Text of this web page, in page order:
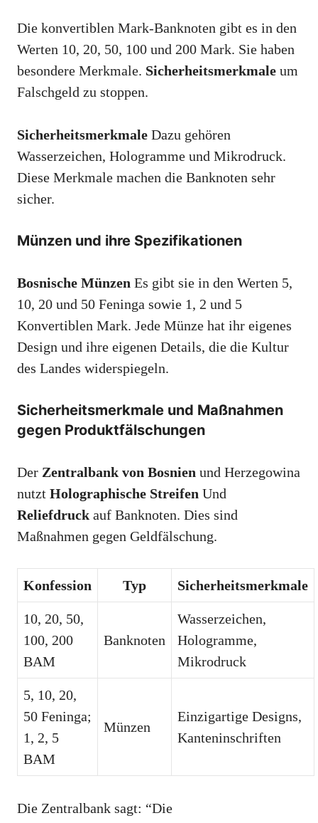
Die konvertiblen Mark-Banknoten gibt es in den
Werten 10, 20, 50, 100 und 200 Mark. Sie haben
besondere Merkmale. Sicherheitsmerkmale um
Falschgeld zu stoppen.
Sicherheitsmerkmale Dazu gehören
Wasserzeichen, Hologramme und Mikrodruck.
Diese Merkmale machen die Banknoten sehr
sicher.
Münzen und ihre Spezifikationen
Bosnische Münzen Es gibt sie in den Werten 5,
10, 20 und 50 Feninga sowie 1, 2 und 5
Konvertiblen Mark. Jede Münze hat ihr eigenes
Design und ihre eigenen Details, die die Kultur
des Landes widerspiegeln.
Sicherheitsmerkmale und Maßnahmen
gegen Produktfälschungen
Der Zentralbank von Bosnien und Herzegowina
nutzt Holographische Streifen Und
Reliefdruck auf Banknoten. Dies sind
Maßnahmen gegen Geldfälschung.
Konfession Typ Sicherheitsmerkmale
10, 20, 50,
100, 200
BAM
Banknoten
Wasserzeichen,
Hologramme,
Mikrodruck
5, 10, 20,
50 Feninga;
1, 2, 5
BAM
Münzen
Einzigartige Designs,
Kanteninschriften
Die Zentralbank sagt: “Die